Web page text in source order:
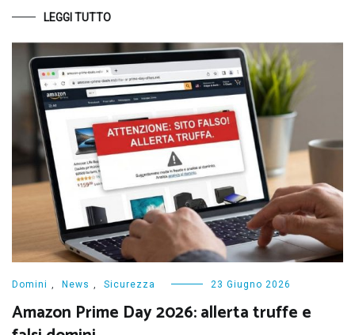
LEGGI TUTTO
Domini , News , Sicurezza 23 Giugno 2026
Amazon Prime Day 2026: allerta truffe e